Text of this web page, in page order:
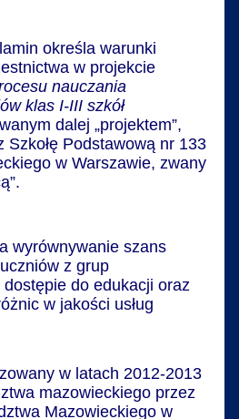
określa warunki
w projekcie
nauczania
klas I-III szkół
dalej „projektem”,
Szkołę Podstawową nr 133
w Warszawie, zwany
wyrównywanie szans
z grup
do edukacji oraz
w jakości usług
w latach 2012-2013
mazowieckiego przez
Mazowieckiego w